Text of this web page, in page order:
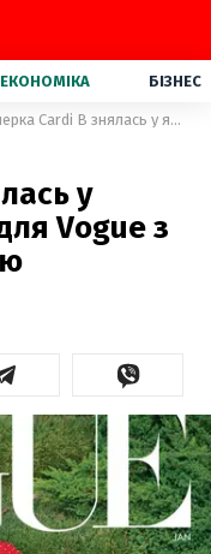
ЕКОНОМІКА БІЗНЕС
Реперка Cardi B знялась у яскравій фотосесії для Vogue з однорічною донькою
у
Vogue з